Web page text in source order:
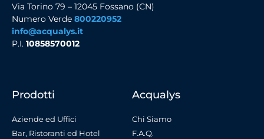
Via Torino 79 – 12045 Fossano (CN)
Numero Verde 800220952
info@acqualys.it
P.I. 10858570012
Prodotti
Aziende ed Uffici
Bar, Ristoranti ed Hotel
Acqualys
Chi Siamo
F.A.Q.